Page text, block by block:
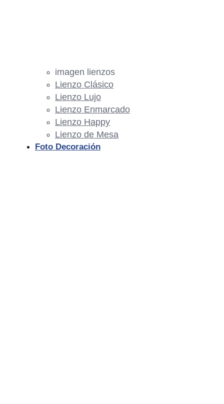
imagen lienzos
Lienzo Clásico
Lienzo Lujo
Lienzo Enmarcado
Lienzo Happy
Lienzo de Mesa
Foto Decoración